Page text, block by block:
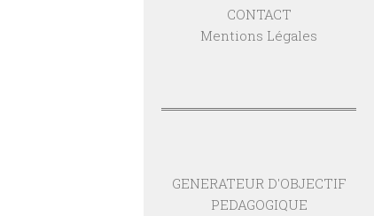
CONTACT
Mentions Légales
GENERATEUR D'OBJECTIF
PEDAGOGIQUE